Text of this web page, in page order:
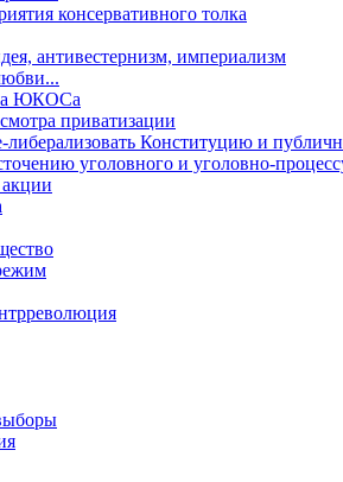
консервативного толка
антивестернизм, империализм
ЮКОСа
приватизации
Конституцию и
уголовного и уголовно-